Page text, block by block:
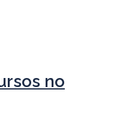
no